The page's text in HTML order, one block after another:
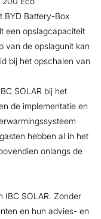
BYD Battery-Box
een opslagcapaciteit
van de opslagunit kan
bij het opschalen van
SOLAR bij het
de implementatie en
hebben al in het
onlangs de
IBC SOLAR. Zonder
en hun advies- en